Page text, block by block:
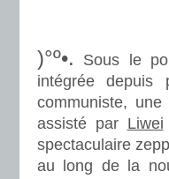
)°º•. Sous le
intégrée depuis
communiste,
assisté par Liwei
spectaculaire
au long de la